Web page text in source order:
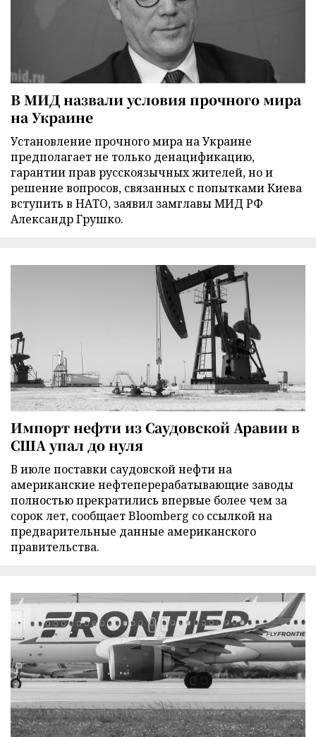
В МИД назвали условия прочного мира
на Украине
Установление прочного мира на Украине
предполагает не только денацификацию,
гарантии прав русскоязычных жителей, но и
решение вопросов, связанных с попытками Киева
вступить в НАТО, заявил замглавы МИД РФ
Александр Грушко.
Импорт нефти из Саудовской Аравии в
США упал до нуля
В июле поставки саудовской нефти на
американские нефтеперерабатывающие заводы
полностью прекратились впервые более чем за
сорок лет, сообщает Bloomberg со ссылкой на
предварительные данные американского
правительства.